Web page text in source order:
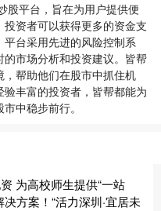
股平台，旨在为用户提供便
资者可以获得更多的资金支
台采用先进的风险控制系
市场分析和投资建议。皆帮
帮助他们在股市中抓住机
丰富的投资者，皆帮都能为
中稳步前行。
为高校师生提供“一站
决方案！“活力深圳·宜居未